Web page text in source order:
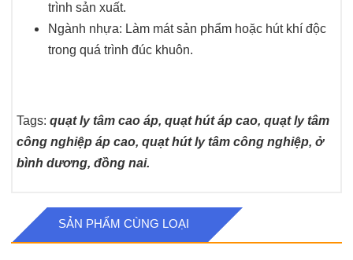
trình sản xuất.
Ngành nhựa: Làm mát sản phẩm hoặc hút khí độc
trong quá trình đúc khuôn.
Tags:quạt ly tâm cao áp, quạt hút áp cao, quạt ly tâm
công nghiệp áp cao, quạt hút ly tâm công nghiệp, ở
bình dương, đồng nai.
SẢN PHẨM CÙNG LOẠI